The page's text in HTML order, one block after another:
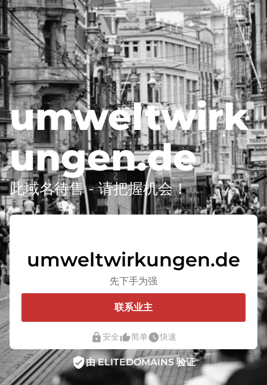
umweltwirk
ungen.de
此域名待售 - 请把握机会！
umweltwirkungen.de
先下手为强
联系业主
lock安全thumb_up_alt简单watch_later快速
verified_user由 ELITEDOMAINS 验证